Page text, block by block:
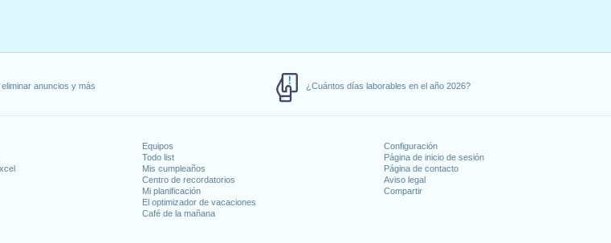
anuncios y más ¿Cuántos días laborables en el año 2026?
Equipos
Todo list
Mis cumpleaños
Centro de recordatorios
Mi planificación
El optimizador de vacaciones
Café de la mañana
Configuración
Página de inicio de sesión
Página de contacto
Aviso legal
Compartir